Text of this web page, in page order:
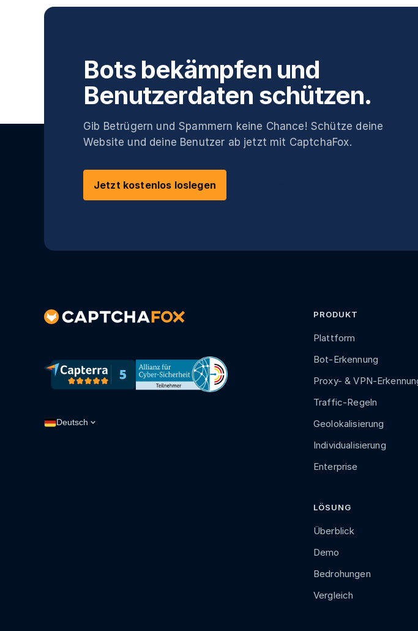
Bots bekämpfen und
Benutzerdaten schützen.
Gib Betrügern und Spammern keine Chance! Schütze deine
Website und deine Benutzer ab jetzt mit CaptchaFox.
Jetzt kostenlos loslegen
Deutsch
PRODUKT
Plattform
Bot-Erkennung
Proxy- & VPN-
Traffic-Regeln
Geolokalisierung
Individualisierung
Enterprise
LÖSUNG
Überblick
Demo
Bedrohungen
Vergleich